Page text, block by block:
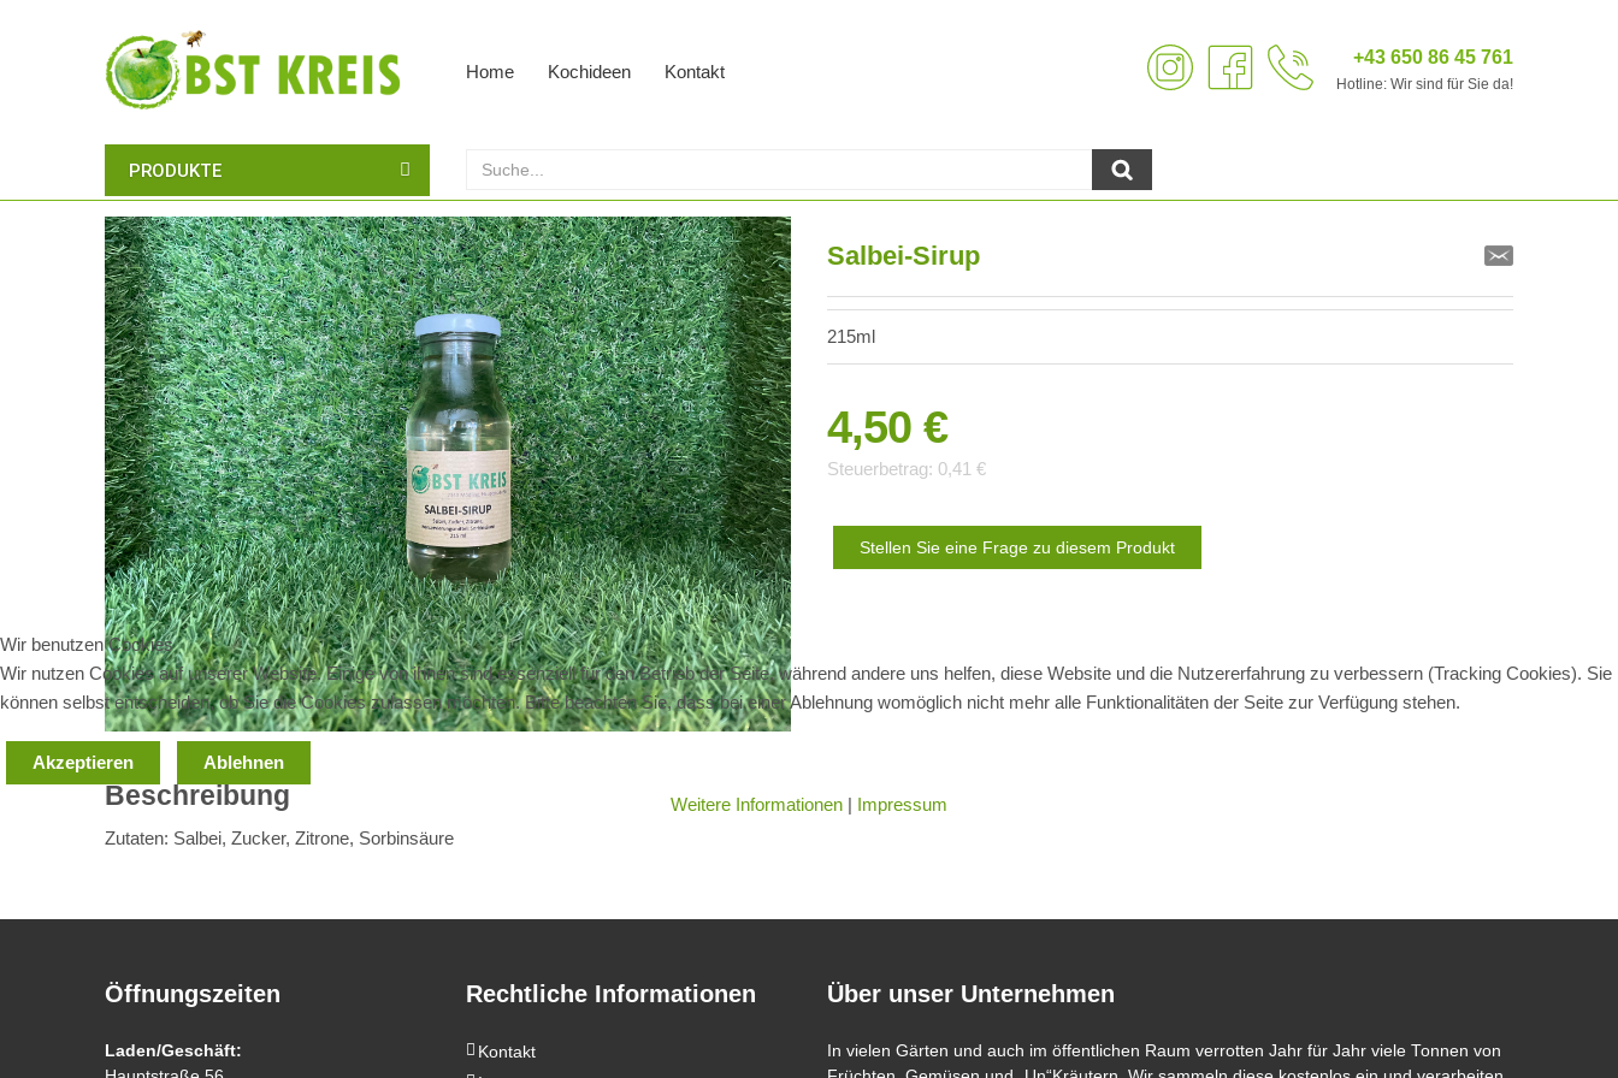
Home Kochideen Kontakt
+43 650 86 45 761
Hotline: Wir sind für Sie da!
PRODUKTE
Salbei-Sirup
215ml
4,50 €
Steuerbetrag: 0,41 €
Stellen Sie eine Frage zu diesem Produkt
Beschreibung
Zutaten: Salbei, Zucker, Zitrone, Sorbinsäure
Öffnungszeiten
Laden/Geschäft:
Rechtliche Informationen
Kontakt
Über unser Unternehmen
In vielen Gärten und auch im öffentlichen Raum verrotten Jahr für Jahr viele Tonnen von
Wir benutzen Cookies
Wir nutzen Cookies auf unserer Website. Einige von ihnen sind essenziell für den Betrieb der Seite, während andere uns helfen, diese Website und die Nutzererfahrung zu verbessern (Tracking Cookies). Sie
können selbst entscheiden, ob Sie die Cookies zulassen möchten. Bitte beachten Sie, dass bei einer Ablehnung womöglich nicht mehr alle Funktionalitäten der Seite zur Verfügung stehen.
Akzeptieren Ablehnen
Weitere Informationen | Impressum